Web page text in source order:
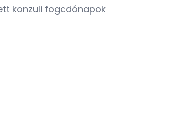
konzuli fogadónapok